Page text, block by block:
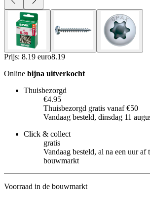
Prijs: 8.19 euro8.19
Online bijna uitverkocht
Thuisbezorgd
€4.95
Thuisbezorgd gratis vanaf €50
Vandaag besteld, dinsdag 11
Click & collect
gratis
Vandaag besteld, al na een uur
bouwmarkt
Voorraad in de bouwmarkt